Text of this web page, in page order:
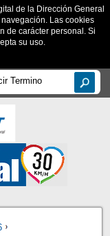
de la Dirección General
Las cookies
de carácter personal. Si
su uso.